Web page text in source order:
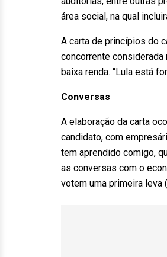
área social, na qual
A carta de princípios do
concorrente
baixa renda. “Lula está
Conversas
A elaboração da carta
candidato, com
tem aprendido comigo,
as conversas com o
votem uma primeira leva